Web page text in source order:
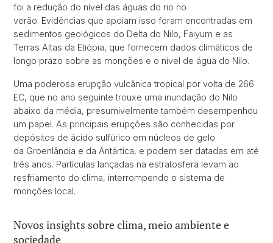
foi a redução do nível das águas do rio no
verão. Evidências que apoiam isso foram encontradas em
sedimentos geológicos do Delta do Nilo, Faiyum e as
Terras Altas da Etiópia, que fornecem dados climáticos de
longo prazo sobre as monções e o nível de água do Nilo.
Uma poderosa erupção vulcânica tropical por volta de 266
EC, que no ano seguinte trouxe uma inundação do Nilo
abaixo da média, presumivelmente também desempenhou
um papel. As principais erupções são conhecidas por
depósitos de ácido sulfúrico em núcleos de gelo
da Groenlândia e da Antártica, e podem ser datadas em até
três anos. Partículas lançadas na estratosfera levam ao
resfriamento do clima, interrompendo o sistema de
monções local.
Novos insights sobre clima, meio ambiente e
sociedade